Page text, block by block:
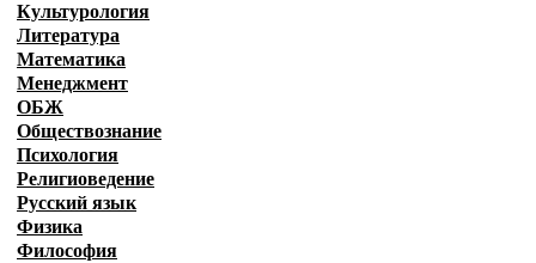
Культурология
Литература
Математика
Менеджмент
ОБЖ
Обществознание
Психология
Религиоведение
Русский язык
Физика
Философия